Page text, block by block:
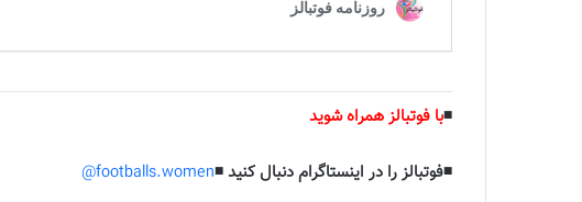
◾️با فوتبالز همراه شوید
◾️فوتبالز را در اینستاگرام دنبال کنید ◾️footballs.women@